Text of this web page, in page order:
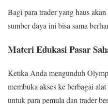
Bagi para trader yang haus
sumber daya ini bisa sama
Materi Edukasi Pasar
Ketika Anda mengunduh
membuka akses ke berbagai
untuk para pemula dan trader